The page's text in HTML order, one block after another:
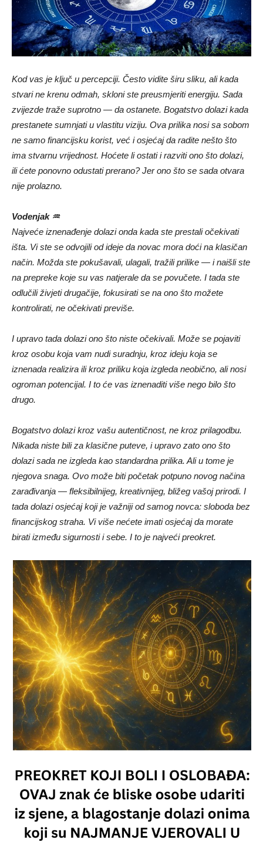
Kod vas je ključ u percepciji. Često vidite širu sliku, ali kada
stvari ne krenu odmah, skloni ste preusmjeriti energiju. Sada
zvijezde traže suprotno — da ostanete. Bogatstvo dolazi kada
prestanete sumnjati u vlastitu viziju. Ova prilika nosi sa sobom
ne samo financijsku korist, već i osjećaj da radite nešto što
ima stvarnu vrijednost. Hoćete li ostati i razviti ono što dolazi,
ili ćete ponovno odustati prerano? Jer ono što se sada otvara
nije prolazno.
Vodenjak ♒
Najveće iznenađenje dolazi onda kada ste prestali očekivati
išta. Vi ste se odvojili od ideje da novac mora doći na klasičan
način. Možda ste pokušavali, ulagali, tražili prilike — i naišli ste
na prepreke koje su vas natjerale da se povučete. I tada ste
odlučili živjeti drugačije, fokusirati se na ono što možete
kontrolirati, ne očekivati previše.
I upravo tada dolazi ono što niste očekivali. Može se pojaviti
kroz osobu koja vam nudi suradnju, kroz ideju koja se
iznenada realizira ili kroz priliku koja izgleda neobično, ali nosi
ogroman potencijal. I to će vas iznenaditi više nego bilo što
drugo.
Bogatstvo dolazi kroz vašu autentičnost, ne kroz prilagodbu.
Nikada niste bili za klasične puteve, i upravo zato ono što
dolazi sada ne izgleda kao standardna prilika. Ali u tome je
njegova snaga. Ovo može biti početak potpuno novog načina
zarađivanja — fleksibilnijeg, kreativnijeg, bližeg vašoj prirodi. I
tada dolazi osjećaj koji je važniji od samog novca: sloboda bez
financijskog straha. Vi više nećete imati osjećaj da morate
birati između sigurnosti i sebe. I to je najveći preokret.